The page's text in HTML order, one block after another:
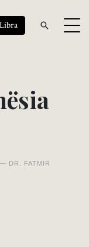
Libra
ësia
DR. FATMIR